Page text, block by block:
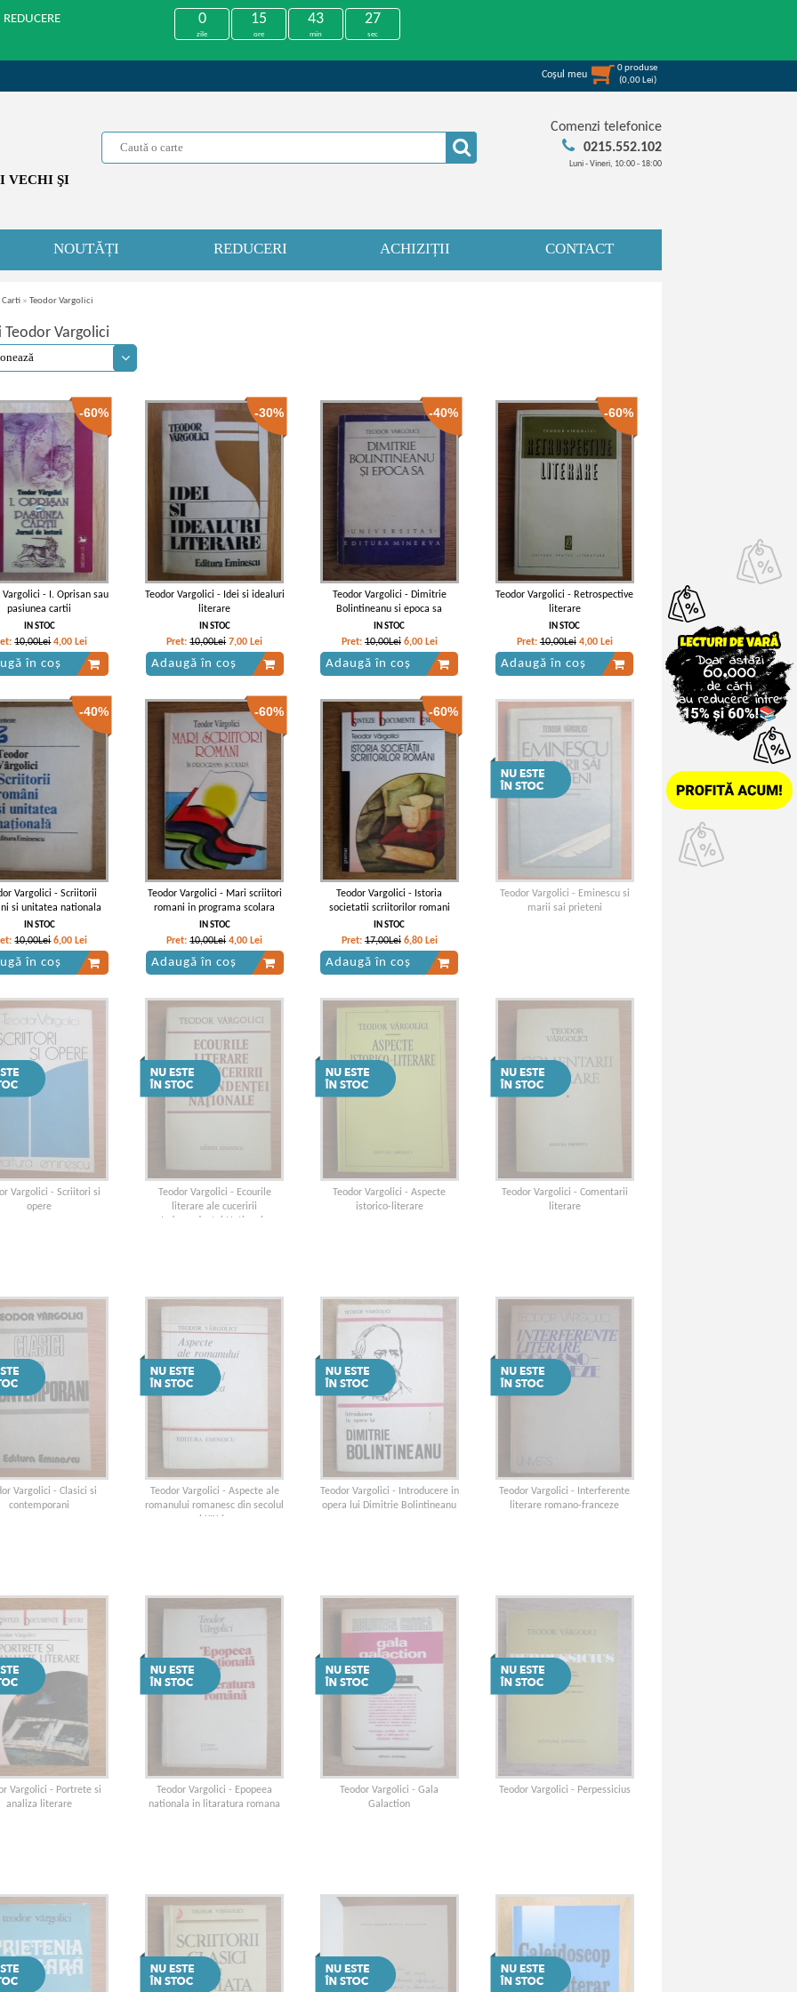
0
zile
15
ore
43
min
26
sec
Coşul meu
0produse
(0,00 Lei)
VECHI ŞI
Comenzi telefonice
0215.552.102
Luni - Vineri, 10:00 - 18:00
NOUTĂȚI REDUCERI ACHIZIȚII CONTACT
» Teodor Vargolici
Teodor Vargolici
-60%
Vargolici - I. Oprisan sau
pasiunea cartii
IN STOC
10,00Lei 4,00 Lei
în coș
-30%
Teodor Vargolici - Idei si idealuri
literare
IN STOC
Pret:10,00Lei 7,00 Lei
Adaugă în coș
-40%
Teodor Vargolici - Dimitrie
Bolintineanu si epoca sa
IN STOC
Pret: 10,00Lei 6,00 Lei
Adaugă în coș
-60%
Teodor Vargolici - Retrospective
literare
IN STOC
Pret:10,00Lei 4,00 Lei
Adaugă în coș
-40%
Vargolici - Scriitorii
si unitatea nationala
IN STOC
10,00Lei 6,00 Lei
în coș
-60%
Teodor Vargolici - Mari scriitori
romani in programa scolara
IN STOC
Pret:10,00Lei 4,00 Lei
Adaugă în coș
-60%
Teodor Vargolici - Istoria
societatii scriitorilor romani
IN STOC
Pret: 17,00Lei 6,80 Lei
Adaugă în coș
Teodor Vargolici - Eminescu si
marii sai prieteni
Vargolici - Scriitori si
opere
Teodor Vargolici - Ecourile
literare ale cuceririi
Independentei Nationale
Teodor Vargolici - Aspecte
istorico-literare
Teodor Vargolici - Comentarii
literare
Vargolici - Clasici si
contemporani
Teodor Vargolici - Aspecte ale
romanului romanesc din secolul
al XIX-lea
Teodor Vargolici - Introducere in
opera lui Dimitrie Bolintineanu
Teodor Vargolici - Interferente
literare romano-franceze
Vargolici - Portrete si
analiza literare
Teodor Vargolici - Epopeea
nationala in litaratura romana
Teodor Vargolici - Gala
Galaction
Teodor Vargolici - Perpessicius